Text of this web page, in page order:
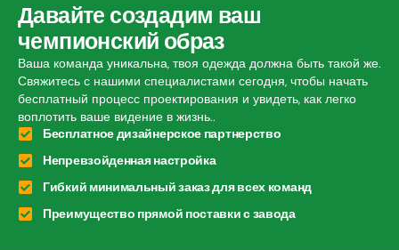
Давайте создадим ваш
чемпионский образ
Ваша команда уникальна, твоя одежда должна быть такой же.
Свяжитесь с нашими специалистами сегодня, чтобы начать
бесплатный процесс проектирования и увидеть, как легко
воплотить ваше видение в жизнь..
Бесплатное дизайнерское партнерство
Непревзойденная настройка
Гибкий минимальный заказ для всех команд
Преимущество прямой поставки с завода